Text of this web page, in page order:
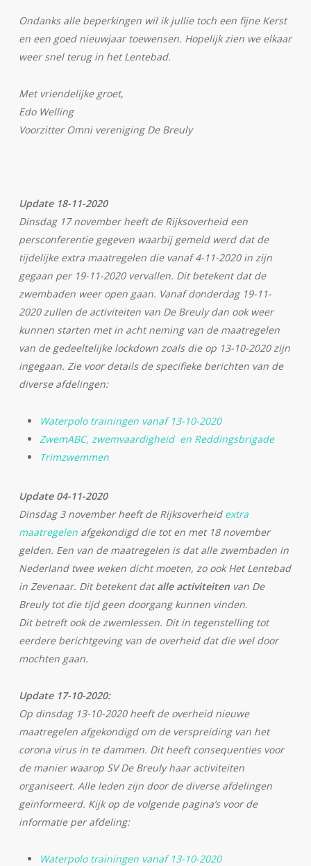
Ondanks alle beperkingen wil ik jullie toch een fijne Kerst
en een goed nieuwjaar toewensen. Hopelijk zien we elkaar
weer snel terug in het Lentebad.
Met vriendelijke groet,
Edo Welling
Voorzitter Omni vereniging De Breuly
Update 18-11-2020
Dinsdag 17 november heeft de Rijksoverheid een
persconferentie gegeven waarbij gemeld werd dat de
tijdelijke extra maatregelen die vanaf 4-11-2020 in zijn
gegaan per 19-11-2020 vervallen. Dit betekent dat de
zwembaden weer open gaan. Vanaf donderdag 19-11-
2020 zullen de activiteiten van De Breuly dan ook weer
kunnen starten met in acht neming van de maatregelen
van de gedeeltelijke lockdown zoals die op 13-10-2020 zijn
ingegaan. Zie voor details de specifieke berichten van de
diverse afdelingen:
Waterpolo trainingen vanaf 13-10-2020
ZwemABC, zwemvaardigheid en Reddingsbrigade
Trimzwemmen
Update 04-11-2020
Dinsdag 3 november heeft de Rijksoverheid extra
maatregelenafgekondigd die tot en met 18 november
gelden. Een van de maatregelen is dat alle zwembaden in
Nederland twee weken dicht moeten, zo ook Het Lentebad
in Zevenaar. Dit betekent datalle activiteitenvan De
Breuly tot die tijd geen doorgang kunnen vinden.
Dit betreft ook de zwemlessen. Dit in tegenstelling tot
eerdere berichtgeving van de overheid dat die wel door
mochten gaan.
Update 17-10-2020:
Op dinsdag 13-10-2020 heeft de overheid nieuwe
maatregelen afgekondigd om de verspreiding van het
corona virus in te dammen. Dit heeft consequenties voor
de manier waarop SV De Breuly haar activiteiten
organiseert. Alle leden zijn door de diverse afdelingen
geïnformeerd. Kijk op de volgende pagina’s voor de
informatie per afdeling:
Waterpolo trainingen vanaf 13-10-2020